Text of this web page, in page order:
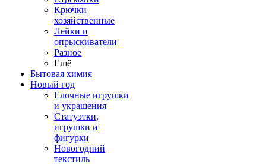
Крючки
хозяйственные
Лейки и
опрыскиватели
Разное
Ещё
Бытовая химия
Новый год
Елочные игрушки
и украшения
Статуэтки,
игрушки и
фигурки
Новогодний
текстиль